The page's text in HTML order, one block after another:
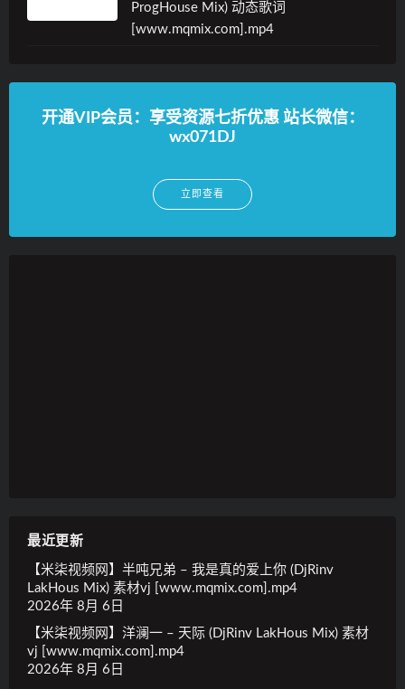
ProgHouse Mix) 动态歌词
[www.mqmix.com].mp4
开通VIP会员：享受资源七折优惠 站长微信：
wx071DJ
立即查看
最近更新
【米柒视频网】半吨兄弟 – 我是真的爱上你 (DjRinv
LakHous Mix) 素材vj [www.mqmix.com].mp4
2026年 8月 6日
【米柒视频网】洋澜一 – 天际 (DjRinv LakHous Mix) 素材
vj [www.mqmix.com].mp4
2026年 8月 6日